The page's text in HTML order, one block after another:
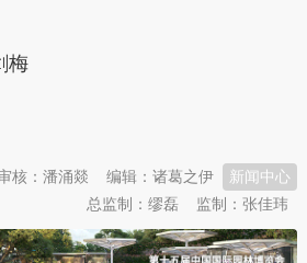
梅
新闻中心
编辑：诸葛之伊
核：潘涌燚
监制：张佳玮
总监制：缪磊